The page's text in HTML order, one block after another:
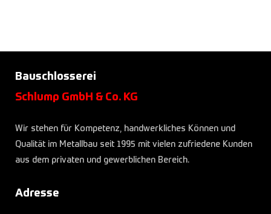
Bauschlosserei
Schlump GmbH & Co. KG
Wir stehen für Kompetenz, handwerkliches Können und
Qualität im Metallbau seit 1995 mit vielen zufriedene Kunden
aus dem privaten und gewerblichen Bereich.
Adresse